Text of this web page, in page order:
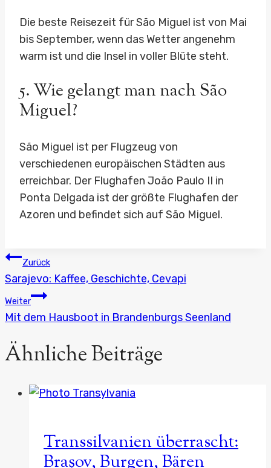
Die beste Reisezeit für São Miguel ist von Mai
bis September, wenn das Wetter angenehm
warm ist und die Insel in voller Blüte steht.
5. Wie gelangt man nach São
Miguel?
São Miguel ist per Flugzeug von
verschiedenen europäischen Städten aus
erreichbar. Der Flughafen João Paulo II in
Ponta Delgada ist der größte Flughafen der
Azoren und befindet sich auf São Miguel.
Beitragsnavigation
Zurück
Sarajevo: Kaffee, Geschichte, Cevapi
Weiter
Mit dem Hausboot in Brandenburgs Seenland
Ähnliche Beiträge
Transsilvanien überrascht:
Brașov, Burgen, Bären